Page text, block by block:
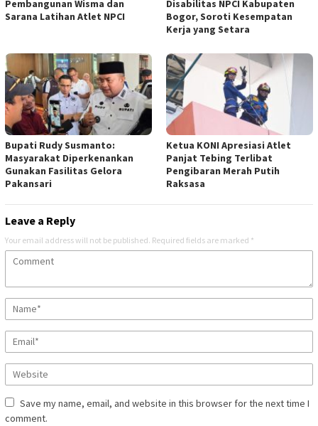
Pembangunan Wisma dan
Sarana Latihan Atlet NPCI
Disabilitas NPCI Kabupaten
Bogor, Soroti Kesempatan
Kerja yang Setara
Bupati Rudy Susmanto:
Masyarakat Diperkenankan
Gunakan Fasilitas Gelora
Pakansari
Ketua KONI Apresiasi Atlet
Panjat Tebing Terlibat
Pengibaran Merah Putih
Raksasa
Leave a Reply
Your email address will not be published. Required fields are marked *
Save my name, email, and website in this browser for the next time I
comment.